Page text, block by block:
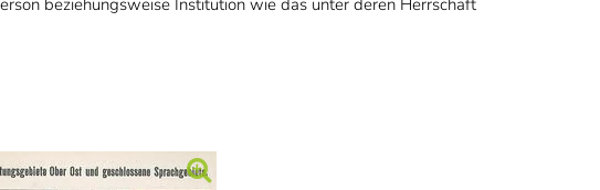
beziehungsweise Institution wie das unter deren Herrschaft